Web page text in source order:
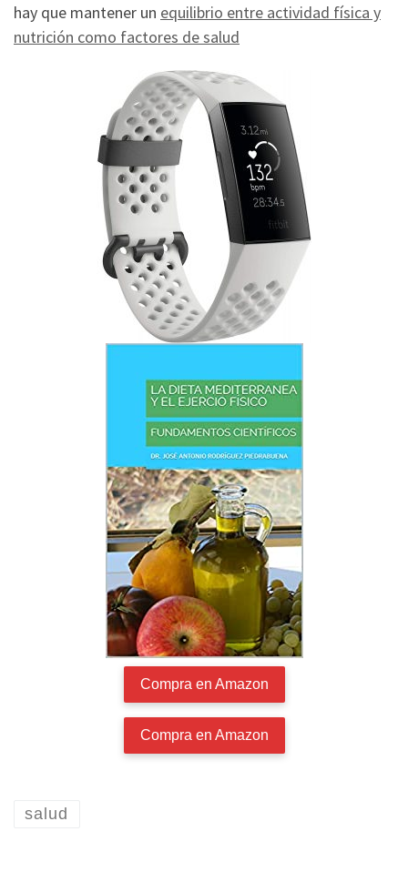
hay que mantener un equilibrio entre actividad física y
nutrición como factores de salud
Compra en Amazon
Compra en Amazon
salud